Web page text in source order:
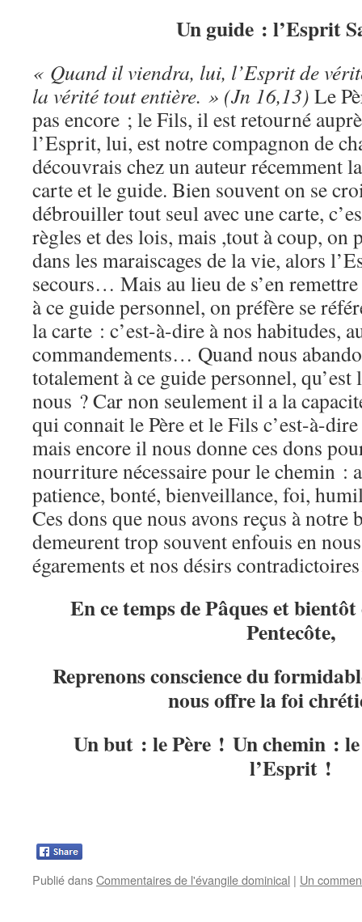
Un guide : l’Esprit
« Quand il viendra, lui, l’Esprit de
la vérité tout entière. » (Jn 16,13) Le
pas encore ; le Fils, il est retourné
l’Esprit, lui, est notre compagnon de
découvrais chez un auteur récemment
carte et le guide. Bien souvent on se
débrouiller tout seul avec une carte,
règles et des lois, mais ,tout à coup, on
dans les maraiscages de la vie, alors
secours… Mais au lieu de s’en
à ce guide personnel, on préfère se
la carte : c’est-à-dire à nos habitudes,
commandements… Quand nous
totalement à ce guide personnel,
nous ? Car non seulement il a la
qui connait le Père et le Fils c’est-à-
mais encore il nous donne ces dons
nourriture nécessaire pour le chemin :
patience, bonté, bienveillance, foi,
Ces dons que nous avons reçus à notre
demeurent trop souvent enfouis en
égarements et nos désirs
En ce temps de Pâques et bientôt
Pentecôte,
Reprenons conscience du
nous offre la foi
Un but : le Père ! Un chemin :
l’Esprit !
Publié dansCommentaires de l'évangile dominical | Un